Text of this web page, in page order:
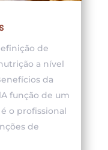
de
a nível
da
função de um
o profissional
de